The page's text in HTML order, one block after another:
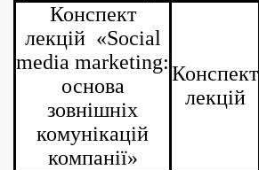
Конспект
лекцій «Social
media marketing:
основа
зовнішніх
комунікацій
компанії»
Конспект
лекцій